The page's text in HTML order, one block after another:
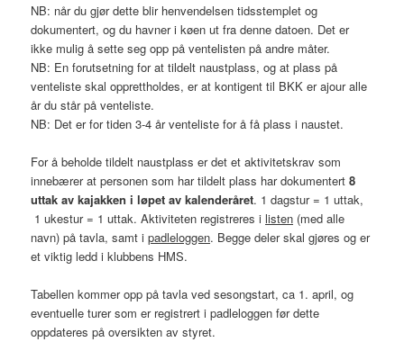
NB: når du gjør dette blir henvendelsen tidsstemplet og
dokumentert, og du havner i køen ut fra denne datoen. Det er
ikke mulig å sette seg opp på ventelisten på andre måter.
NB: En forutsetning for at tildelt naustplass, og at plass på
venteliste skal opprettholdes, er at kontigent til BKK er ajour alle
år du står på venteliste.
NB: Det er for tiden 3-4 år venteliste for å få plass i naustet.
For å beholde tildelt naustplass er det et aktivitetskrav som
innebærer at personen som har tildelt plass har dokumentert8
uttak av kajakken i løpet av kalenderåret. 1 dagstur = 1 uttak,
1 ukestur = 1 uttak. Aktiviteten registreres ilisten (med alle
navn) på tavla, samt ipadleloggen. Begge deler skal gjøres og er
et viktig ledd i klubbens HMS.
Tabellen kommer opp på tavla ved sesongstart, ca 1. april, og
eventuelle turer som er registrert i padleloggen før dette
oppdateres på oversikten av styret.